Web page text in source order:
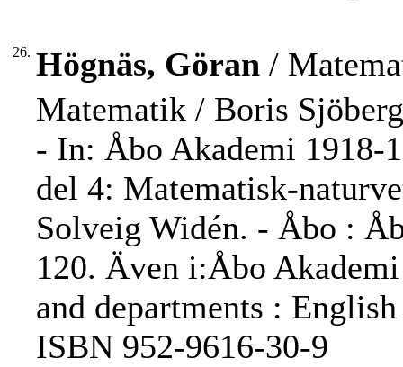
26. Högnäs, Göran /
Matematik / Boris
- In: Åbo Akademi 1918-
del 4: Matematisk-
Solveig Widén. - Åbo :
120. Även i:Åbo
and departments :
ISBN 952-9616-30-9